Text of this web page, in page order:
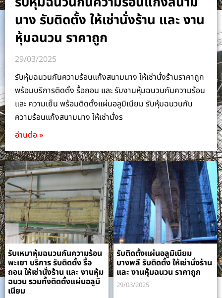
นาง รับติดตั้ง ให้เช่านั่งร้าน และ งาน
หุ้มฉนวน ราคาถูก
29/03/2025
รับหุ้มฉนวนกันความร้อนแก้งสนามนาง ให้เช่านั่งร้านราคาถูก
พร้อมบริการติดตั้ง รื้อถอน และ รับงานหุ้มฉนวนกันความร้อน
และ ความเย็น พร้อมติดตั้งแผ่นอลูมิเนียม รับหุ้มฉนวนกัน
ความร้อนแก้งสนามนาง ให้เช่านั่งร
อ่านต่อ »
รับเหมาหุ้มฉนวนกันความร้อน
พะเยา บริการ รับติดตั้ง รื้อ
ถอน ให้เช่านั่งร้าน และ งานหุ้ม
ฉนวน รวมทั้งติดตั้งแผ่นอลูมิ
เนียม
รับติดตั้งแผ่นอลูมิเนียม
บางพลี รับติดตั้ง ให้เช่านั่งร้าน
และ งานหุ้มฉนวน ราคาถูก
29/03/2025